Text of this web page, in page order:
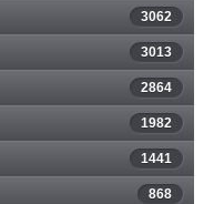
3062
3013
2864
1982
1441
868